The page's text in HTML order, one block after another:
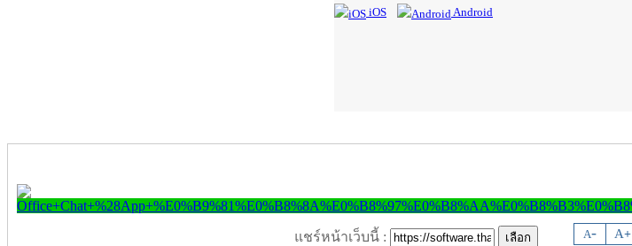
iOS Android
A- A+
แชร์หน้าเว็บนี้ :